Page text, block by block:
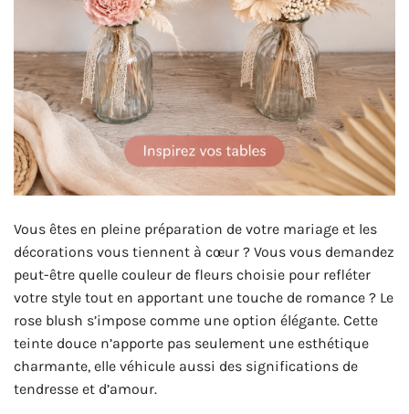
Vous êtes en pleine préparation de votre mariage et les
décorations vous tiennent à cœur ? Vous vous demandez
peut-être quelle couleur de fleurs choisie pour refléter
votre style tout en apportant une touche de romance ? Le
rose blush s’impose comme une option élégante. Cette
teinte douce n’apporte pas seulement une esthétique
charmante, elle véhicule aussi des significations de
tendresse et d’amour.